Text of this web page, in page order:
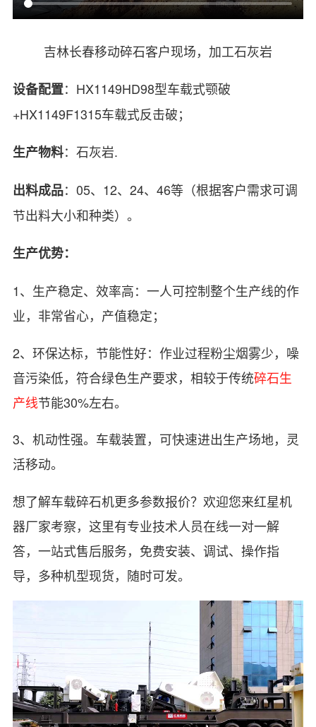
吉林长春移动碎石客户现场，加工石灰岩
设备配置：HX1149HD98型车载式颚破
+HX1149F1315车载式反击破；
生产物料：石灰岩.
出料成品：05、12、24、46等（根据客户需求可调
节出料大小和种类）。
生产优势：
1、生产稳定、效率高：一人可控制整个生产线的作
业，非常省心，产值稳定；
2、环保达标，节能性好：作业过程粉尘烟雾少，噪
音污染低，符合绿色生产要求，相较于传统碎石生
产线节能30%左右。
3、机动性强。车载装置，可快速进出生产场地，灵
活移动。
想了解车载碎石机更多参数报价？欢迎您来红星机
器厂家考察，这里有专业技术人员在线一对一解
答，一站式售后服务，免费安装、调试、操作指
导，多种机型现货，随时可发。